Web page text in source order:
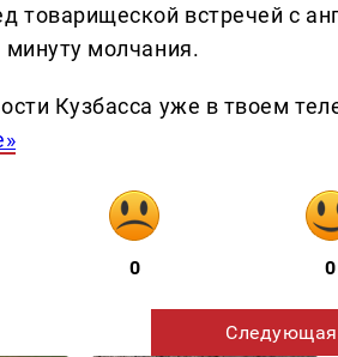
товарищеской встречей с
молчания.
Кузбасса уже в твоем
0 0
Следующая